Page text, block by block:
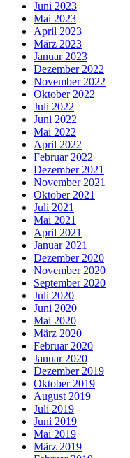
Juni 2023
Mai 2023
April 2023
März 2023
Januar 2023
Dezember 2022
November 2022
Oktober 2022
Juli 2022
Juni 2022
Mai 2022
April 2022
Februar 2022
Dezember 2021
November 2021
Oktober 2021
Juli 2021
Mai 2021
April 2021
Januar 2021
Dezember 2020
November 2020
September 2020
Juli 2020
Juni 2020
Mai 2020
März 2020
Februar 2020
Januar 2020
Dezember 2019
Oktober 2019
August 2019
Juli 2019
Juni 2019
Mai 2019
März 2019